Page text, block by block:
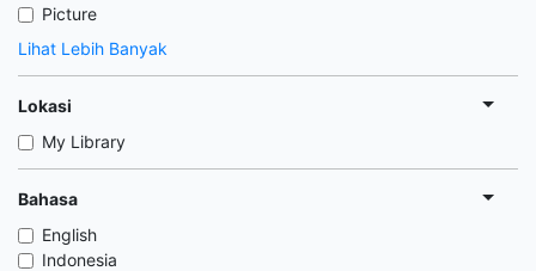
Picture
Lihat Lebih Banyak
Lokasi
My Library
Bahasa
English
Indonesia